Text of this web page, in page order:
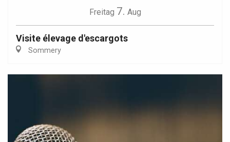
Freitag 7. Aug
Visite élevage d'escargots
Sommery